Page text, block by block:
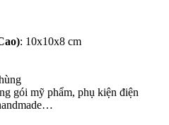
: 10x10x8 cm
gói mỹ phẩm, phụ kiện điện